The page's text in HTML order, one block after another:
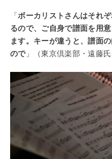
「ボーカリストさんはそれ
るので、ご自身で譜面を用
ます。キーが違うと、譜面
ので」（東京倶楽部・遠藤氏